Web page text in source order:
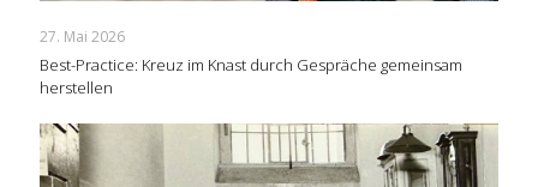
27. Mai 2026
Best-Practice: Kreuz im Knast durch Gespräche gemeinsam
herstellen